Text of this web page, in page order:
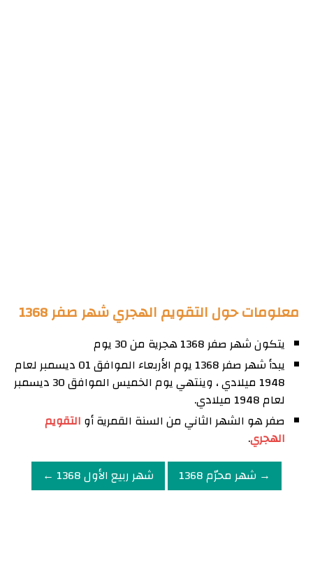
معلومات حول التقويم الهجري شهر صفر 1368
يتكون شهر صفر 1368 هجرية من 30 يوم
يبدأ شهر صفر 1368 يوم الأربعاء الموافق 01 ديسمبر لعام
1948 ميلادي ، وينتهي يوم الخميس الموافق 30 ديسمبر
لعام 1948 ميلادي.
صفر هو الشهر الثاني من السنة القمرية أو التقويم
الهجري.
→ شهر محرّم 1368
شهر ربيع الأول 1368 ←